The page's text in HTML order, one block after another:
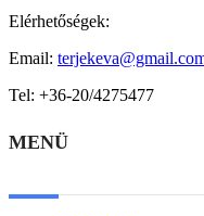
Elérhetőségek:
Email:
Tel: +36-20/4275477
MENÜ